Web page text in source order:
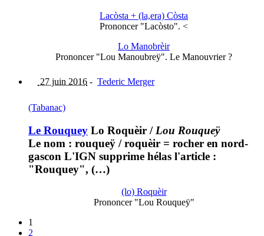
Lacòsta + (la,era) Còsta
Prononcer "Lacòsto". <
Lo Manobrèir
Prononcer "Lou Manoubreÿ". Le Manouvrier ?
27 juin 2016 - Tederic Merger
(Tabanac)
Le Rouquey Lo Roquèir / Lou Rouqueÿ
Le nom : rouqueÿ / roquèir = rocher en nord-
gascon L'IGN supprime hélas l'article :
"Rouquey", (…)
(lo) Roquèir
Prononcer "Lou Rouqueÿ"
1
2